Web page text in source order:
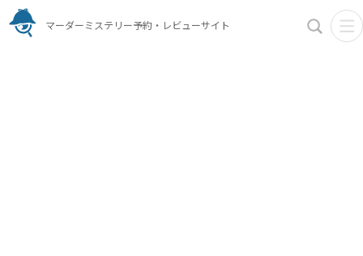
マーダーミステリー予約・レビューサイト